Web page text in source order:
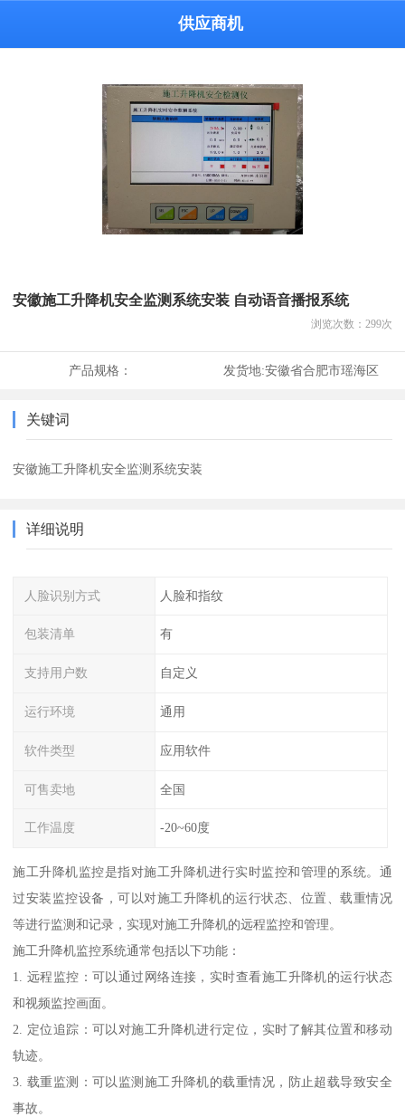
供应商机
安徽施工升降机安全监测系统安装 自动语音播报系统
浏览次数： 299次
产品规格： 发货地:安徽省合肥市瑶海区
关键词
安徽施工升降机安全监测系统安装
详细说明
人脸识别方式 人脸和指纹
包装清单 有
支持用户数 自定义
运行环境 通用
软件类型 应用软件
可售卖地 全国
工作温度 -20~60度
施工升降机监控是指对施工升降机进行实时监控和管理的系统。通
过安装监控设备，可以对施工升降机的运行状态、位置、载重情况
等进行监测和记录，实现对施工升降机的远程监控和管理。
施工升降机监控系统通常包括以下功能：
1. 远程监控：可以通过网络连接，实时查看施工升降机的运行状态
和视频监控画面。
2. 定位追踪：可以对施工升降机进行定位，实时了解其位置和移动
轨迹。
3. 载重监测：可以监测施工升降机的载重情况，防止超载导致安全
事故。